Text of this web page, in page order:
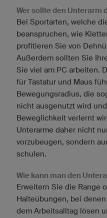
Wer sollte den Unterarm
Bei Sportarten, welche
beanspruchen, wie
profitieren Sie von
Außerdem sollten Sie
Sie viel am PC arbeiten.
für Tastatur und Maus
Bewegungsradius, die
nicht ausgenutzt wird
Beweglichkeit verlernt
Unterarme daher nicht
vorzubeugen, sondern
schulen.
Wie kann man den
Erweitern Sie die Range
Halteübungen, bei
dem Arbeitsalltag lösen